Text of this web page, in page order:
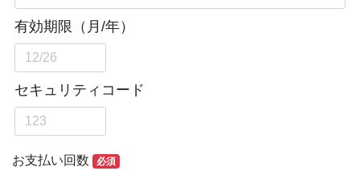
お支払い回数 必須